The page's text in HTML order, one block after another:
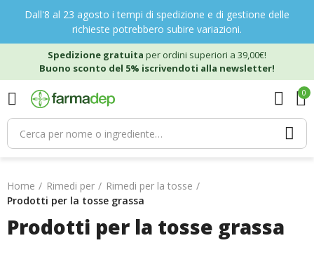
Dall'8 al 23 agosto i tempi di spedizione e di gestione delle
richieste potrebbero subire variazioni.
Spedizione gratuita per ordini superiori a 39,00€!
Buono sconto del 5% iscrivendoti alla newsletter!
0
Home Rimedi per
Rimedi per la tosse
Prodotti per la tosse grassa
Prodotti per la tosse grassa